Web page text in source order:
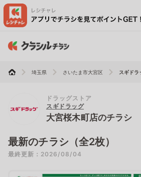
埼玉県 さいたま市大宮区 スギドラ
ドラッグストア
スギドラッグ
大宮桜木町店のチラシ
最新のチラシ（全2枚）
最終更新：2026/08/04